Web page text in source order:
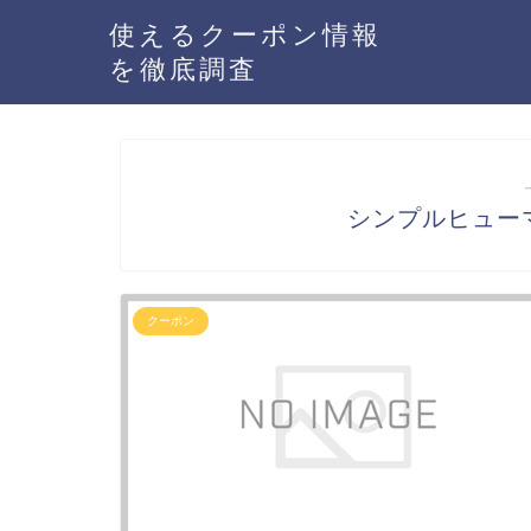
使えるクーポン情報
を徹底調査
シンプルヒュー
クーポン